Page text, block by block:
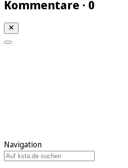
Kommentare · 0
Navigation